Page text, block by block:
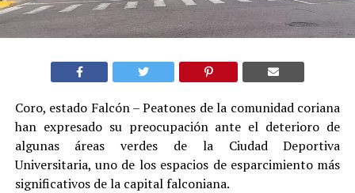
Coro, estado Falcón – Peatones de la comunidad coriana
han expresado su preocupación ante el deterioro de
algunas áreas verdes de la Ciudad Deportiva
Universitaria, uno de los espacios de esparcimiento más
significativos de la capital falconiana.